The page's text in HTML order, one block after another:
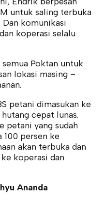
untuk saling terbuka
komunikasi
koperasi selalu
Poktan untuk
lokasi masing –
petani dimasukan ke
cepat lunas.
petani yang sudah
100 persen ke
akan terbuka dan
koperasi dan
Ananda